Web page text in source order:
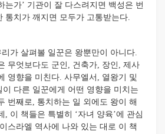
는가’ 기관이 잘 다스려지면 백성은 번
통치가 깨지면 모두가 고통받는다.
가 살펴볼 일꾼은 왕뿐만이 아니다.
무엇보다도 군인, 건축가, 장인, 제사
영향을 미친다. 사무엘서, 열왕기 및
다른 일꾼에게 어떤 영향을 미치는
번째로, 통치하는 일 외에도 왕이 해
, 이 책들은 특별히 ‘자녀 양육’에 관심
스라엘 역사에 나와 있는 대로 이 책